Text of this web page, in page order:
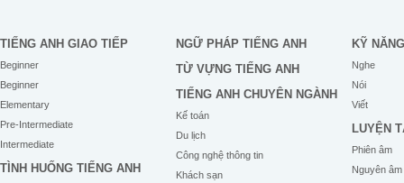
TIẾNG ANH GIAO TIẾP
Beginner
Beginner
Elementary
Pre-Intermediate
Intermediate
TÌNH HUỐNG TIẾNG ANH
NGỮ PHÁP TIẾNG ANH
TỪ VỰNG TIẾNG ANH
TIẾNG ANH CHUYÊN NGÀNH
Kế toán
Du lịch
Công nghệ thông tin
Khách sạn
KỸ NĂNG
Nghe
Nói
Viết
LUYỆN
Phiên âm
Nguyên âm